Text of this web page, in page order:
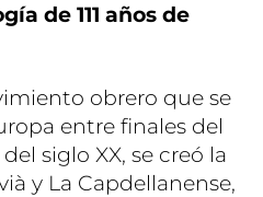
de 111 años de
obrero que se
entre finales del
siglo XX, se creó la
y La Capdellanense,